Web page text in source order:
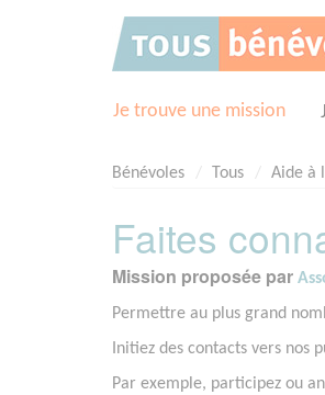
Je trouve une mission
Bénévoles Tous Aide à
Faites
Mission proposée par
Permettre au plus grand
Initiez des contacts vers nos
Par exemple, participez ou